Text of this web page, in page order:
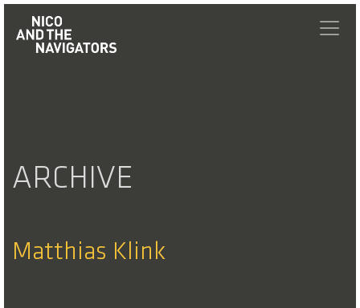
ARCHIVE
Matthias Klink